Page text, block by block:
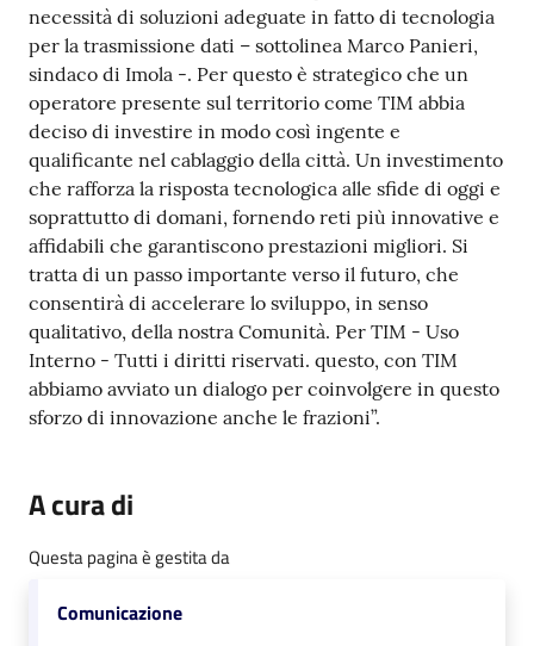
necessità di soluzioni adeguate in fatto di tecnologia
per la trasmissione dati – sottolinea Marco Panieri,
sindaco di Imola -. Per questo è strategico che un
operatore presente sul territorio come TIM abbia
deciso di investire in modo così ingente e
qualificante nel cablaggio della città. Un investimento
che rafforza la risposta tecnologica alle sfide di oggi e
soprattutto di domani, fornendo reti più innovative e
affidabili che garantiscono prestazioni migliori. Si
tratta di un passo importante verso il futuro, che
consentirà di accelerare lo sviluppo, in senso
qualitativo, della nostra Comunità. Per TIM - Uso
Interno - Tutti i diritti riservati. questo, con TIM
abbiamo avviato un dialogo per coinvolgere in questo
sforzo di innovazione anche le frazioni”.
A cura di
Questa pagina è gestita da
Comunicazione